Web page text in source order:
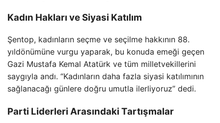
Kadın Hakları ve Siyasi Katılım
Şentop, kadınların seçme ve seçilme hakkının 88.
yıldönümüne vurgu yaparak, bu konuda emeği geçen
Gazi Mustafa Kemal Atatürk ve tüm milletvekillerini
saygıyla andı. “Kadınların daha fazla siyasi katılımının
sağlanacağı günlere doğru umutla ilerliyoruz” dedi.
Parti Liderleri Arasındaki Tartışmalar